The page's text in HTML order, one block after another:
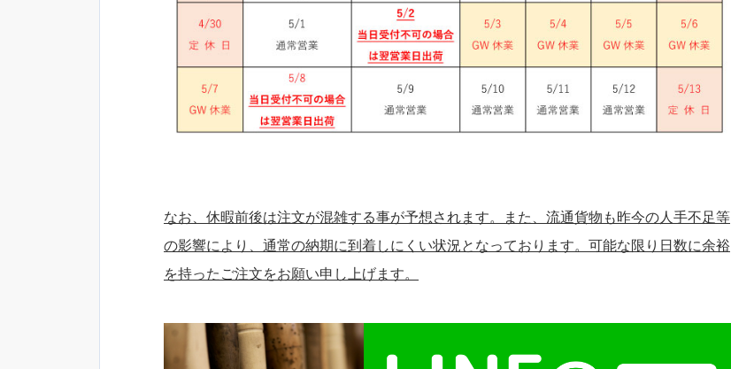
なお、休暇前後は注文が混雑する事が予想されます。また、流通貨物も昨今の人手不足等
の影響により、通常の納期に到着しにくい状況となっております。可能な限り日数に余裕
を持ったご注文をお願い申し上げます。